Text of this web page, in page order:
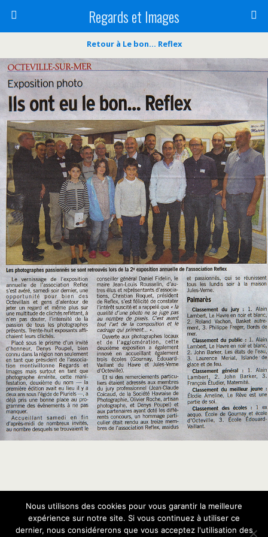
Regards et Images
Retour à Le bon… Reflex
Retour au début
Nous utilisons des cookies pour vous garantir la meilleure
expérience sur notre site. Si vous continuez à utiliser ce
dernier, nous considérerons que vous acceptez l'utilisation des